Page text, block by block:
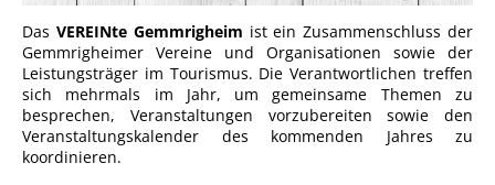
Fachstelle
Wohnungssicherung
Aushang- und Schaukästen
Das VEREINte Gemmrigheim ist ein Zusammenschluss der
Gemmrigheimer Vereine und Organisationen sowie der
Leistungsträger im Tourismus. Die Verantwortlichen treffen
sich mehrmals im Jahr, um gemeinsame Themen zu
besprechen, Veranstaltungen vorzubereiten sowie den
Veranstaltungskalender des kommenden Jahres zu
koordinieren.